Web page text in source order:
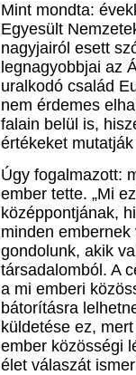
Mint mondta:
Egyesült
nagyjairól esett
legnagyobbjai az
uralkodó család
nem érdemes
falain belül is,
értékeket
Úgy fogalmazott:
ember tette. „Mi
középpontjának,
minden
gondolunk, akik
társadalomból. A
a mi emberi
bátorításra
küldetése ez,
ember közösségi
élet válaszát